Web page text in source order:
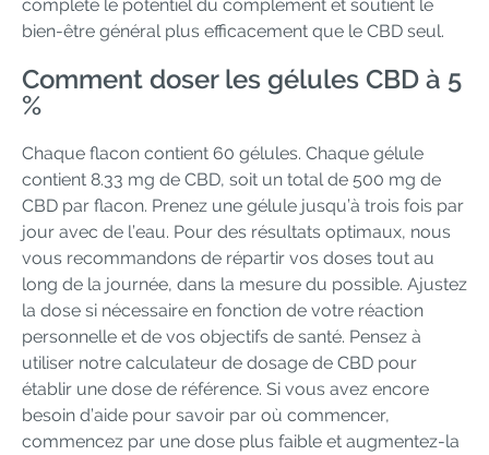
complète le potentiel du complément et soutient le
bien-être général plus efficacement que le CBD seul.
Comment doser les gélules CBD à 5
%
Chaque flacon contient 60 gélules. Chaque gélule
contient 8.33 mg de CBD, soit un total de 500 mg de
CBD par flacon. Prenez une gélule jusqu’à trois fois par
jour avec de l’eau. Pour des résultats optimaux, nous
vous recommandons de répartir vos doses tout au
long de la journée, dans la mesure du possible. Ajustez
la dose si nécessaire en fonction de votre réaction
personnelle et de vos objectifs de santé. Pensez à
utiliser notre calculateur de dosage de CBD pour
établir une dose de référence. Si vous avez encore
besoin d’aide pour savoir par où commencer,
commencez par une dose plus faible et augmentez-la